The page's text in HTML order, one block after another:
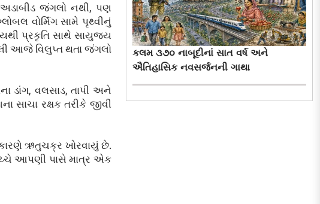
જંગલો નથી, પણ
વોર્મિંગ સામે પૃથ્વીનું
પ્રકૃતિ સાથે સાયુજ્ય
આજે વિલુપ્ત થતા જંગલો
ડાંગ, વલસાડ, તાપી અને
સાચા રક્ષક તરીકે જીવી
ઋતુચક્ર ખોરવાયું છે.
આપણી પાસે માત્ર એક
કલમ ૩૭૦ નાબૂદીનાં સાત વર્ષ અને
ઐતિહાસિક નવસર્જનની ગાથા